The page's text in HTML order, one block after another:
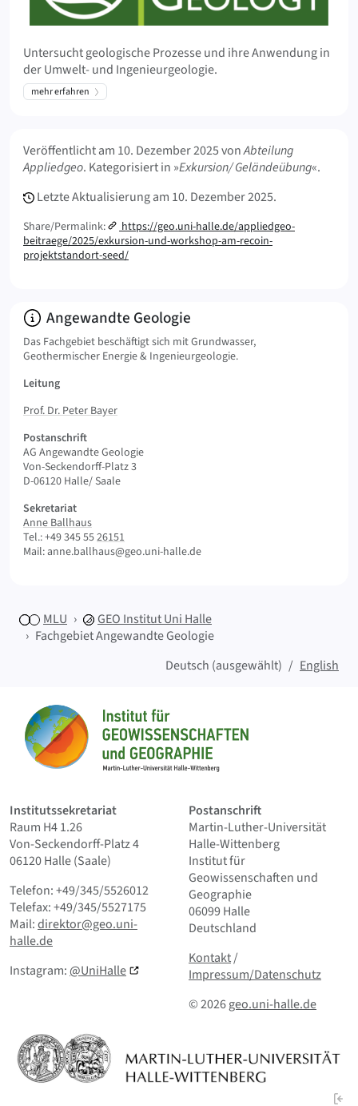
Untersucht geologische Prozesse und ihre Anwendung in
der Umwelt- und Ingenieurgeologie.
mehr erfahren
Veröffentlicht am 10. Dezember 2025vonAbteilung
Appliedgeo. Kategorisiert in »Exkursion/ Geländeübung«.
Letzte Aktualisierung am 10. Dezember 2025.
Share/Permalink:
https://geo.uni-halle.de/appliedgeo-
beitraege/2025/exkursion-und-workshop-am-recoin-
projektstandort-seed/
Info:
Angewandte Geologie
Das Fachgebiet beschäftigt sich mit Grundwasser,
Geothermischer Energie & Ingenieurgeologie.
Leitung
Prof. Dr. Peter Bayer
Postanschrift
AG Angewandte Geologie
Von-Seckendorff-Platz 3
D-06120 Halle/ Saale
Sekretariat
Anne Ballhaus
Tel.: +49 345 5526151
Mail: anne.ballhaus@geo.uni-halle.de
MLU GEO Institut Uni Halle
Fachgebiet Angewandte Geologie
Deutsch (ausgewählt)
English
Startseite
Institutssekretariat
Raum H4 1.26
Von-Seckendorff-Platz 4
06120 Halle (Saale)
Telefon: +49/345/5526012
Telefax: +49/345/5527175
Mail:direktor@geo.uni-
halle.de
Instagram:@UniHalle
Postanschrift
Martin-Luther-Universität
Halle-Wittenberg
Institut für
Geowissenschaften und
Geographie
06099 Halle
Deutschland
Kontaktund Kleingedrucktes
Kontakt/
Impressum/Datenschutz
© 2026geo.uni-halle.de